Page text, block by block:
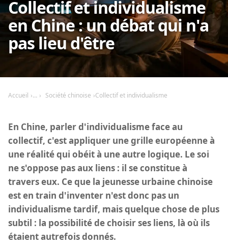
Collectif et individualisme
en Chine : un débat qui n'a
pas lieu d'être
Accueil Société chinoise Collectif et individualisme
En Chine, parler d'individualisme face au
collectif, c'est appliquer une grille européenne à
une réalité qui obéit à une autre logique. Le soi
ne s'oppose pas aux liens : il se constitue à
travers eux. Ce que la jeunesse urbaine chinoise
est en train d'inventer n'est donc pas un
individualisme tardif, mais quelque chose de plus
subtil : la possibilité de choisir ses liens, là où ils
étaient autrefois donnés.